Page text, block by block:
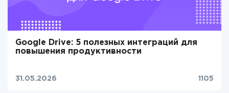
Google Drive: 5 полезных интеграций для
повышения продуктивности
31.05.2026 1105